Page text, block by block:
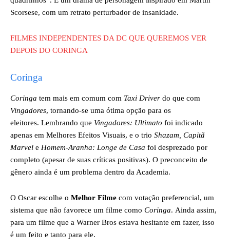
Scorsese, com um retrato perturbador de insanidade.
FILMES INDEPENDENTES DA DC QUE QUEREMOS VER
DEPOIS DO CORINGA
Coringa
Coringa tem mais em comum com Taxi Driver do que com
Vingadores, tornando-se uma ótima opção para os
eleitores. Lembrando que Vingadores: Ultimato foi indicado
apenas em Melhores Efeitos Visuais, e o trio Shazam, Capitã
Marvel e Homem-Aranha: Longe de Casa foi desprezado por
completo (apesar de suas críticas positivas). O preconceito de
gênero ainda é um problema dentro da Academia.
O Oscar escolhe o Melhor Filme com votação preferencial, um
sistema que não favorece um filme como Coringa. Ainda assim,
para um filme que a Warner Bros estava hesitante em fazer, isso
é um feito e tanto para ele.